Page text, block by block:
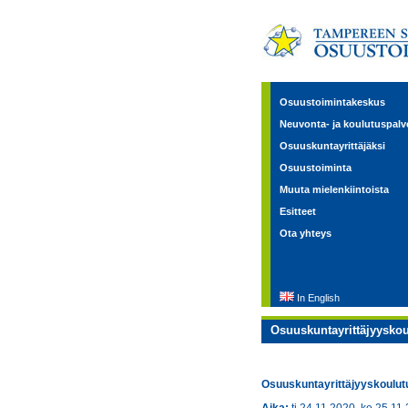
Osuustoimintakeskus
Neuvonta- ja
Osuuskuntayrittäjäksi
Osuustoiminta
Muuta mielenkiintoista
Esitteet
Ota yhteys
In English